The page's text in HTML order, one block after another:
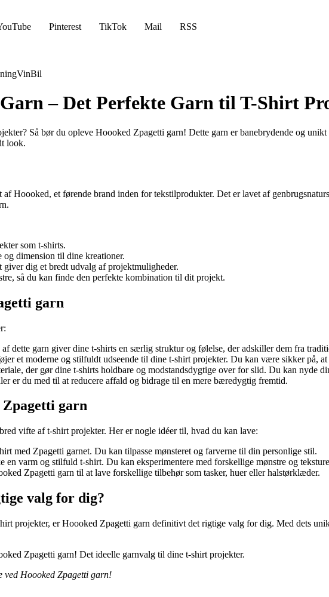
Pinterest TikTok Mail RSS
VinBil
– Det Perfekte Garn til T-Shirt
Så bør du opleve Hoooked Zpagetti garn! Dette garn er banebrydende og
look.
Hoooked, et førende brand inden for tekstilprodukter. Det er lavet af
som t-shirts.
dimension til dine kreationer.
dig et bredt udvalg af projektmuligheder.
så du kan finde den perfekte kombination til dit projekt.
garn
dette garn giver dine t-shirts en særlig struktur og følelse, der adskiller dem fra
et moderne og stilfuldt udseende til dine t-shirt projekter. Du kan være sikker på,
der gør dine t-shirts holdbare og modstandsdygtige over for slid. Du kan nyde
er du med til at reducere affald og bidrage til en mere bæredygtig fremtid.
garn
vifte af t-shirt projekter. Her er nogle idéer til, hvad du kan lave:
med Zpagetti garnet. Du kan tilpasse mønsteret og farverne til din personlige stil.
en varm og stilfuld t-shirt. Du kan eksperimentere med forskellige mønstre og
Zpagetti garn til at lave forskellige tilbehør som tasker, huer eller halstørklæder.
valg for dig?
projekter, er Hoooked Zpagetti garn definitivt det rigtige valg for dig. Med dets
Zpagetti garn! Det ideelle garnvalg til dine t-shirt projekter.
ved Hoooked Zpagetti garn!